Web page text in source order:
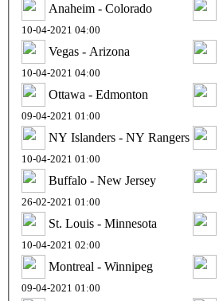
Anaheim - Colorado
10-04-2021 04:00
Vegas - Arizona
10-04-2021 04:00
Ottawa - Edmonton
09-04-2021 01:00
NY Islanders - NY Rangers
10-04-2021 01:00
Buffalo - New Jersey
26-02-2021 01:00
St. Louis - Minnesota
10-04-2021 02:00
Montreal - Winnipeg
09-04-2021 01:00